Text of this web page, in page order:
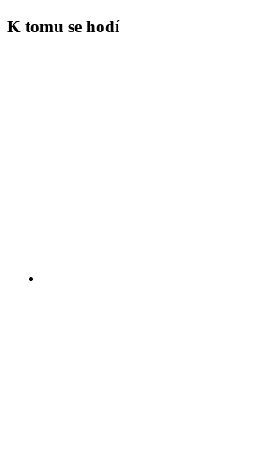
K tomu se hodí